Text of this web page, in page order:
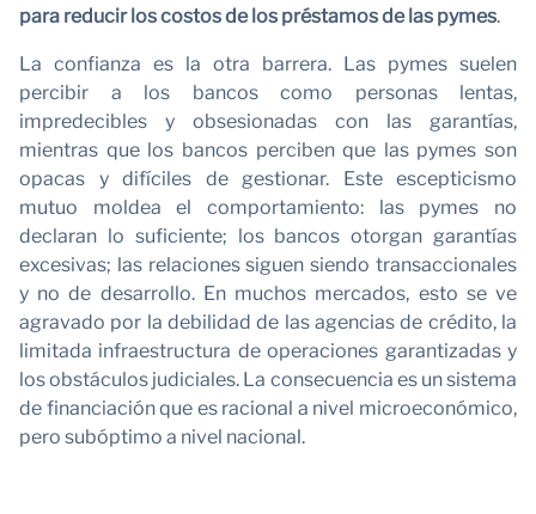
para reducir los costos de los préstamos de las pymes.
La confianza es la otra barrera. Las pymes suelen
percibir a los bancos como personas lentas,
impredecibles y obsesionadas con las garantías,
mientras que los bancos perciben que las pymes son
opacas y difíciles de gestionar. Este escepticismo
mutuo moldea el comportamiento: las pymes no
declaran lo suficiente; los bancos otorgan garantías
excesivas; las relaciones siguen siendo transaccionales
y no de desarrollo. En muchos mercados, esto se ve
agravado por la debilidad de las agencias de crédito, la
limitada infraestructura de operaciones garantizadas y
los obstáculos judiciales. La consecuencia es un sistema
de financiación que es racional a nivel microeconómico,
pero subóptimo a nivel nacional.